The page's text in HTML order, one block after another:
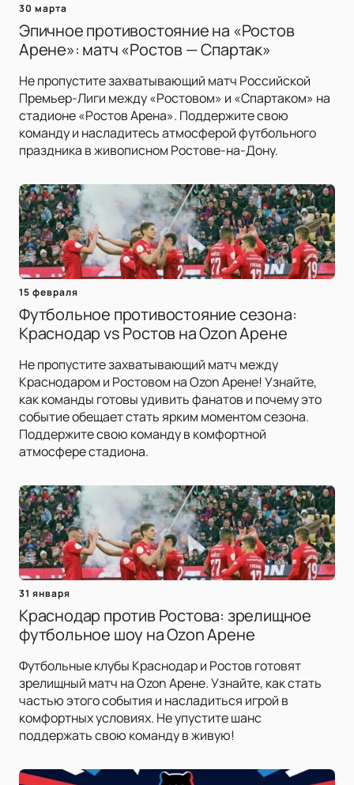
30 марта
Эпичное противостояние на «Ростов
Арене»: матч «Ростов — Спартак»
Не пропустите захватывающий матч Российской
Премьер-Лиги между «Ростовом» и «Спартаком» на
стадионе «Ростов Арена». Поддержите свою
команду и насладитесь атмосферой футбольного
праздника в живописном Ростове-на-Дону.
15 февраля
Футбольное противостояние сезона:
Краснодар vs Ростов на Ozon Арене
Не пропустите захватывающий матч между
Краснодаром и Ростовом на Ozon Арене! Узнайте,
как команды готовы удивить фанатов и почему это
событие обещает стать ярким моментом сезона.
Поддержите свою команду в комфортной
атмосфере стадиона.
31 января
Краснодар против Ростова: зрелищное
футбольное шоу на Ozon Арене
Футбольные клубы Краснодар и Ростов готовят
зрелищный матч на Ozon Арене. Узнайте, как стать
частью этого события и насладиться игрой в
комфортных условиях. Не упустите шанс
поддержать свою команду в живую!